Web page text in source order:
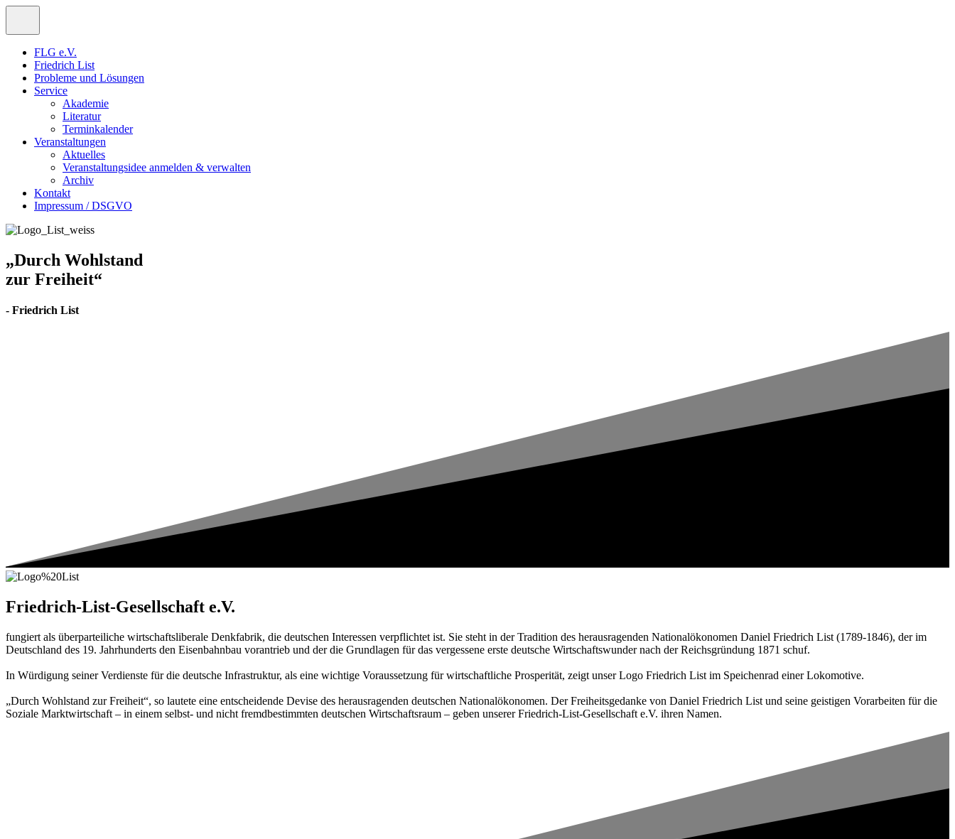
FLG e.V.
Friedrich List
Probleme und Lösungen
Service
Akademie
Literatur
Terminkalender
Veranstaltungen
Aktuelles
Veranstaltungsidee anmelden & verwalten
Archiv
Kontakt
Impressum / DSGVO
„Durch Wohlstand
zur Freiheit“
- Friedrich List
Friedrich-List-Gesellschaft e.V.
fungiert als überparteiliche wirtschaftsliberale Denkfabrik, die deutschen Interessen verpflichtet ist. Sie steht in der Tradition des herausragenden Nationalökonomen Daniel Friedrich List (1789-1846), der im
Deutschland des 19. Jahrhunderts den Eisenbahnbau vorantrieb und der die Grundlagen für das vergessene erste deutsche Wirtschaftswunder nach der Reichsgründung 1871 schuf.
In Würdigung seiner Verdienste für die deutsche Infrastruktur, als eine wichtige Voraussetzung für wirtschaftliche Prosperität, zeigt unser Logo Friedrich List im Speichenrad einer Lokomotive.
„Durch Wohlstand zur Freiheit“, so lautete eine entscheidende Devise des herausragenden deutschen Nationalökonomen. Der Freiheitsgedanke von Daniel Friedrich List und seine geistigen Vorarbeiten für die
Soziale Marktwirtschaft – in einem selbst- und nicht fremdbestimmten deutschen Wirtschaftsraum – geben unserer Friedrich-List-Gesellschaft e.V. ihren Namen.